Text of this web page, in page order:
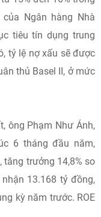
Ngân hàng Nhà
tiêu tín dụng trung
tỷ lệ nợ xấu sẽ được
thủ Basel II, ở mức
ông Phạm Như Ánh,
6 tháng đầu năm,
trưởng 14,8% so
13.168 tỷ đồng,
kỳ năm trước. ROE